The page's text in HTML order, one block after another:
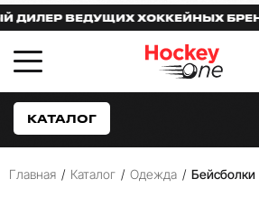
ВЕДУЩИХ ХОККЕЙНЫХ БРЕНДОВ:
КАТАЛОГ
Главная / Каталог / Одежда / Бейсболки